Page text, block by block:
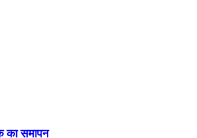
का समापन